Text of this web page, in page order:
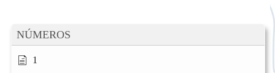
NÚMEROS
1